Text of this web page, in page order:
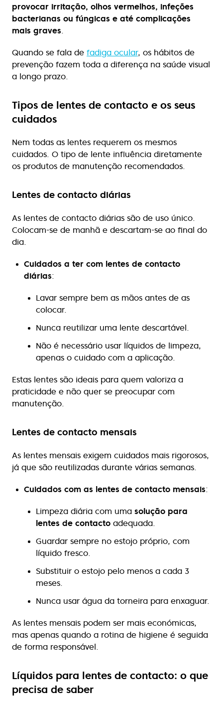
provocar irritação, olhos vermelhos, infeções
bacterianas ou fúngicas e até complicações
mais graves.
Quando se fala de fadiga ocular, os hábitos de
prevenção fazem toda a diferença na saúde visual
a longo prazo.
Tipos de lentes de contacto e os seus
cuidados
Nem todas as lentes requerem os mesmos
cuidados. O tipo de lente influência diretamente
os produtos de manutenção recomendados.
Lentes de contacto diárias
As lentes de contacto diárias são de uso único.
Colocam-se de manhã e descartam-se ao final do
dia.
Cuidados a ter com lentes de contacto
diárias:
Lavar sempre bem as mãos antes de as
colocar.
Nunca reutilizar uma lente descartável.
Não é necessário usar líquidos de limpeza,
apenas o cuidado com a aplicação.
Estas lentes são ideais para quem valoriza a
praticidade e não quer se preocupar com
manutenção.
Lentes de contacto mensais
As lentes mensais exigem cuidados mais rigorosos,
já que são reutilizadas durante várias semanas.
Cuidados com as lentes de contacto mensais:
Limpeza diária com uma solução para
lentes de contacto adequada.
Guardar sempre no estojo próprio, com
líquido fresco.
Substituir o estojo pelo menos a cada 3
meses.
Nunca usar água da torneira para enxaguar.
As lentes mensais podem ser mais económicas,
mas apenas quando a rotina de higiene é seguida
de forma responsável.
Líquidos para lentes de contacto: o que
precisa de saber